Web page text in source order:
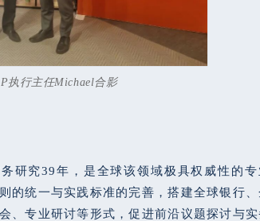
执行主任Michael合影
研究39年，是全球该领域极具权威性的专
的统一与实践标准的完善，搭建全球银行、
、专业研讨等形式，促进前沿议题探讨与